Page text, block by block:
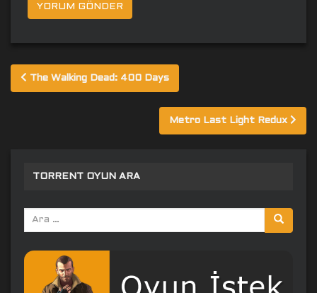
Yazı
gezinmesi
The Walking Dead: 400 Days
Metro Last Light Redux
TORRENT OYUN ARA
Arama
yap: